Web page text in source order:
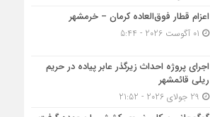
اعزام قطار فوق‌العاده کرمان – خرمشهر
اجرای پروژه احداث زیرگذر عابر پیاده در حریم
ریلی قائمشهر